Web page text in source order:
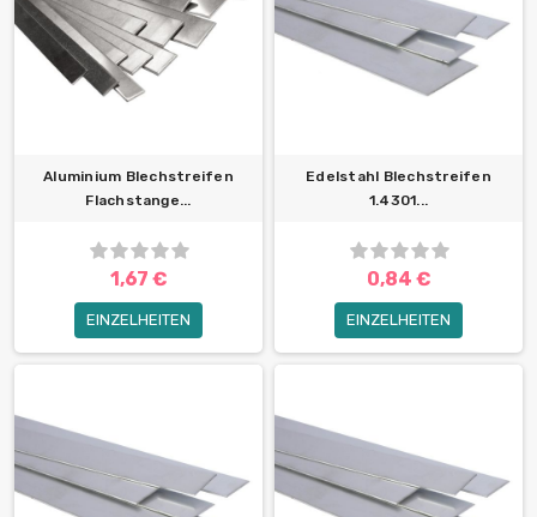
Aluminium Blechstreifen
Flachstange...
1,67 €
EINZELHEITEN
Edelstahl Blechstreifen
1.4301...
0,84 €
EINZELHEITEN